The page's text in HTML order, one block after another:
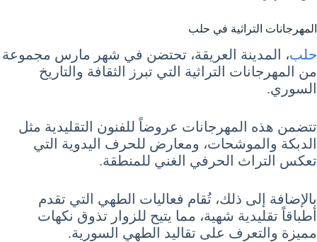
المهرجانات التراثية في حلب
حلب، المدينة العريقة، تحتضن في شهر مارس مجموعة
من المهرجانات التراثية التي تبرز الثقافة والتاريخ
السوري.
تتضمن هذه المهرجانات عروضاً للفنون التقليدية مثل
الدبكة والموشحات، ومعارض للحرف اليدوية التي
تعكس التراث الحرفي الغني للمنطقة.
بالإضافة إلى ذلك، تُقام فعاليات الطهي التي تقدم
أطباقاً تقليدية شهية، مما يتيح للزوار تذوق نكهات
مميزة والتعرف على تقاليد الطهي السورية.